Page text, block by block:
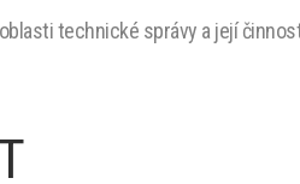
PRAHA
technické správy a její